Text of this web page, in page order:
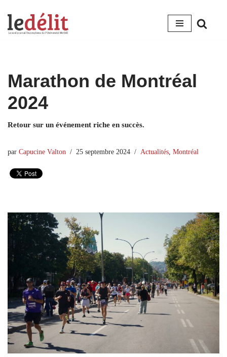
Aller
Marathon de Montréal
2024
Retour sur un événement riche en succès.
par Capucine Valton 25 septembre 2024 Actualités Montréal